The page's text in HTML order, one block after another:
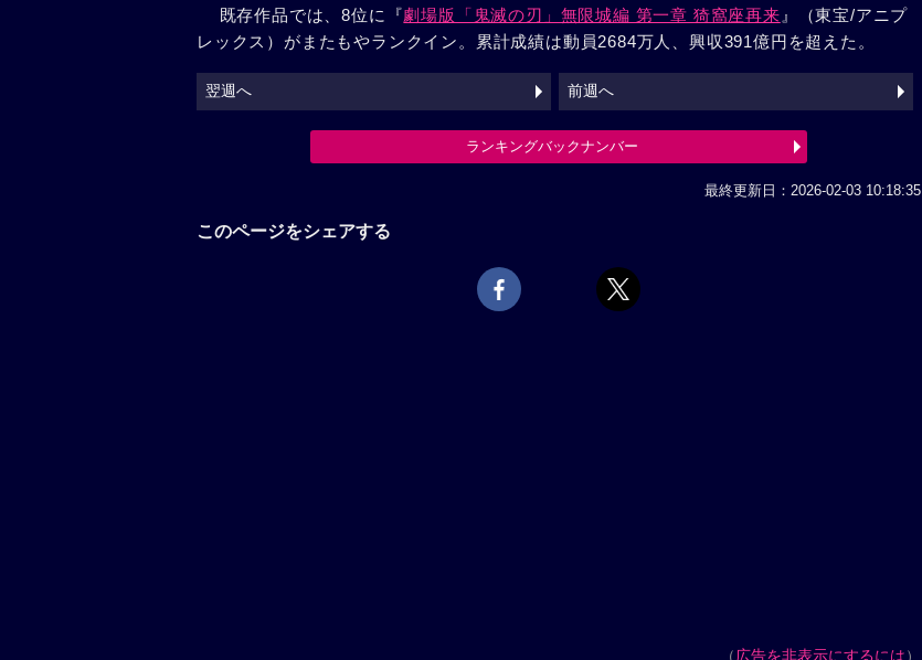
既存作品では、8位に『劇場版「鬼滅の刃」無限城編 第一章 猗窩座再来 』（東宝/アニプ
レックス）がまたもやランクイン。累計成績は動員2684万人、興収391億円を超えた。
翌週へ 前週へ
ランキングバックナンバー
最終更新日：2026-02-03 10:18:35
このページをシェアする
（広告を非表示にするには）